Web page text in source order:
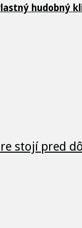
hudobný
stojí pred